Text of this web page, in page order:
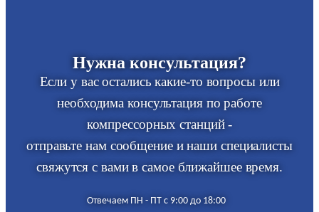
Нужна консультация?
Если у вас остались какие-то вопросы или
необходима консультация по работе
компрессорных станций -
отправьте нам сообщение и наши специалисты
свяжутся с вами в самое ближайшее время.
Отвечаем ПН - ПТ с 9:00 до 18:00